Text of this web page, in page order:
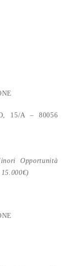
15/A – 80056
Opportunità